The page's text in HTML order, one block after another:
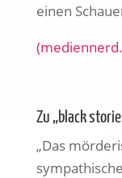
einen
Zu „black
„Das